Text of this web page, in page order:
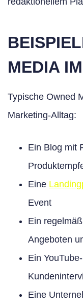
MEDIA
Typische Owned
Marketing-Alltag:
Ein Blog mit
Eine
Event
Ein
Angeboten
Ein
Eine